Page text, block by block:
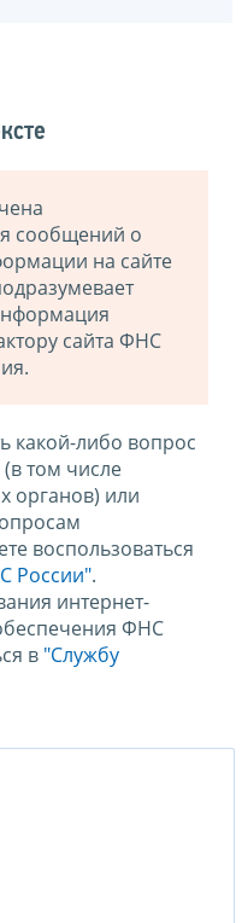
сообщений о
на сайте
сайта ФНС
какой-либо вопрос
том числе
органов) или
воспользоваться
России".
интернет-
ФНС
в "Службу